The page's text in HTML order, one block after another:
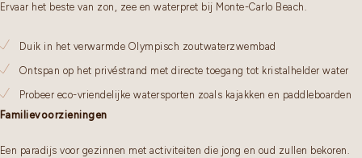
Ervaar het beste van zon, zee en waterpret bij Monte-Carlo Beach.
Duik in het verwarmde Olympisch zoutwaterzwembad
Ontspan op het privéstrand met directe toegang tot kristalhelder water
Probeer eco-vriendelijke watersporten zoals kajakken en paddleboarden
Familievoorzieningen
Een paradijs voor gezinnen met activiteiten die jong en oud zullen bekoren.